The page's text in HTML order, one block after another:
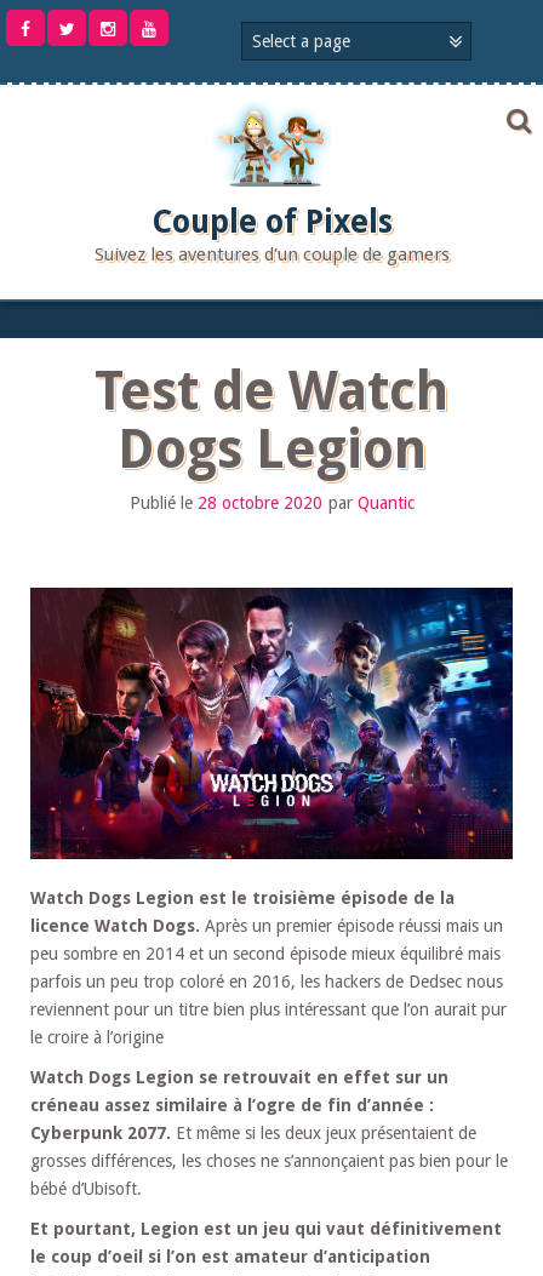
Aller
Couple of Pixels
Suivez les aventures d'un couple de gamers
Test de Watch
Dogs Legion
Publié le 28 octobre 2020 par Quantic
Watch Dogs Legion est le troisième épisode de la
licence Watch Dogs. Après un premier épisode réussi mais un
peu sombre en 2014 et un second épisode mieux équilibré mais
parfois un peu trop coloré en 2016, les hackers de Dedsec nous
reviennent pour un titre bien plus intéressant que l’on aurait pur
le croire à l’origine
Watch Dogs Legion se retrouvait en effet sur un
créneau assez similaire à l’ogre de fin d’année :
Cyberpunk 2077. Et même si les deux jeux présentaient de
grosses différences, les choses ne s’annonçaient pas bien pour le
bébé d’Ubisoft.
Et pourtant, Legion est un jeu qui vaut définitivement
le coup d’oeil si l’on est amateur d’anticipation